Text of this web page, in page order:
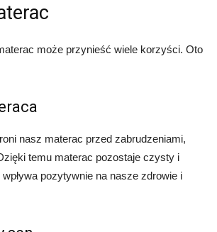
może przynieść wiele korzyści. Oto
nasz materac przed zabrudzeniami,
temu materac pozostaje czysty i
pozytywnie na nasze zdrowie i